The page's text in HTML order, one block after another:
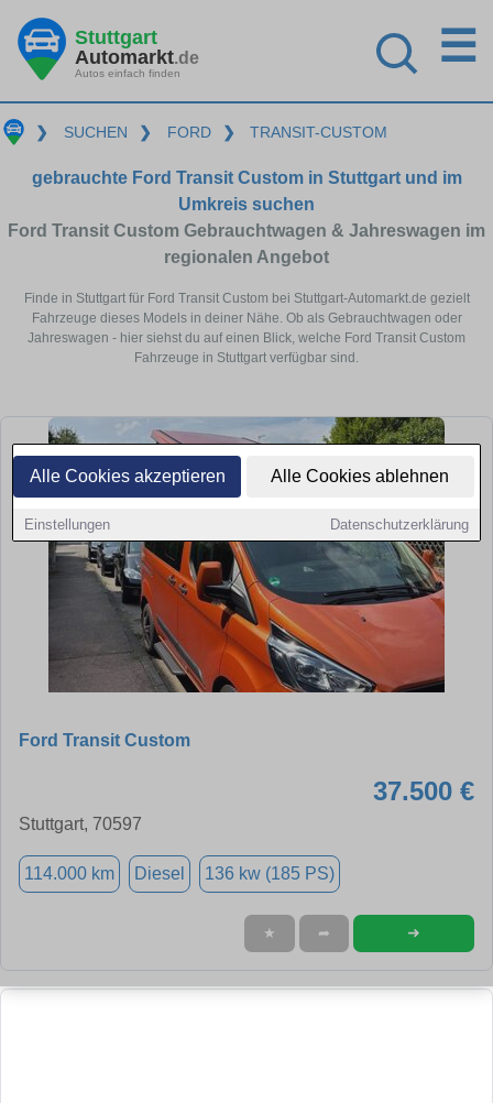
Alle Cookies akzeptieren Alle Cookies ablehnen
Einstellungen Datenschutzerklärung
Stuttgart
Automarkt.de
Autos einfach finden
☰
❯ SUCHEN ❯ FORD ❯ TRANSIT-CUSTOM
gebrauchte Ford Transit Custom in Stuttgart und im
Umkreis suchen
Ford Transit Custom Gebrauchtwagen & Jahreswagen im
regionalen Angebot
Finde in Stuttgart für Ford Transit Custom bei Stuttgart-Automarkt.de gezielt
Fahrzeuge dieses Models in deiner Nähe. Ob als Gebrauchtwagen oder
Jahreswagen - hier siehst du auf einen Blick, welche Ford Transit Custom
Fahrzeuge in Stuttgart verfügbar sind.
Ford Transit Custom
37.500 €
Stuttgart, 70597
114.000 km Diesel 136 kw (185 PS)
★ ➦ ➜